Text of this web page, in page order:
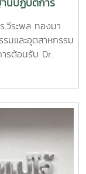
ใหม่
.วีระพล ทองมา
และอุตสาหกรรม
รต้อนรับ Dr.
ในโอกาสเยือน
(INTECT
นโอกาสนี้ ได้
เพื่อใช้เป็น
ร้อมกับดูสถานที่
ศการการศึกษา